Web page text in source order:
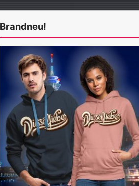
Brandneu!